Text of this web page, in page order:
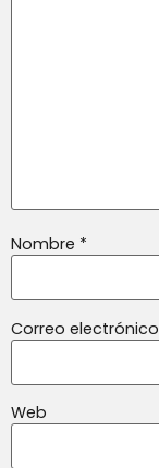
Nombre *
Correo electrónico
Web